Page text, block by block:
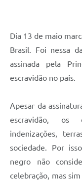
Serviços Online
Telefones Úteis
Notícias
Contato
Dia 13 de maio
Brasil. Foi nessa
assinada pela
escravidão no país.
Apesar da
escravidão, os
indenizações,
sociedade. Por
negro não
celebração, mas